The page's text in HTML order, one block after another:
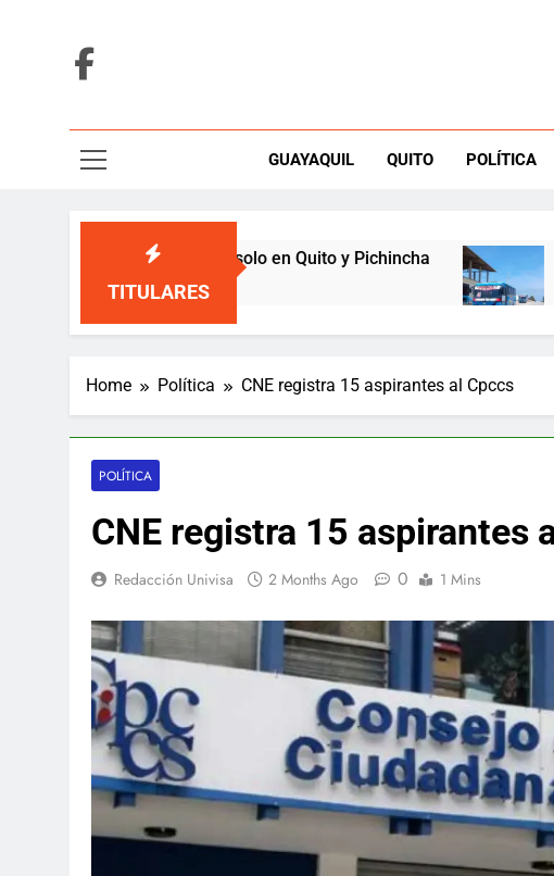
GUAYAQUIL QUITO POLÍTICA
TITULARES
sellan alianza solo en Quito y Pichincha La
2 Hours Ago
Home Política CNE registra 15 aspirantes al Cpccs
POLÍTICA
CNE registra 15 aspirantes
Redacción Univisa 2 Months Ago 0 1 Mins